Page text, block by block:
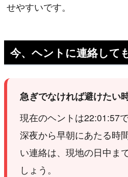
せやすいです。
今、ヘントに連絡して
急ぎでなければ避けたい
現在のヘントは22:01:57
深夜から早朝にあたる時
い連絡は、現地の日中ま
しょう。